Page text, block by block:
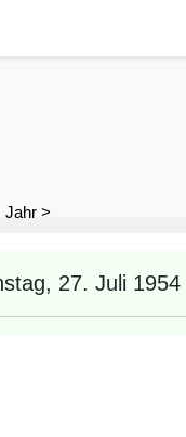
Jahr >
27. Juli 1954